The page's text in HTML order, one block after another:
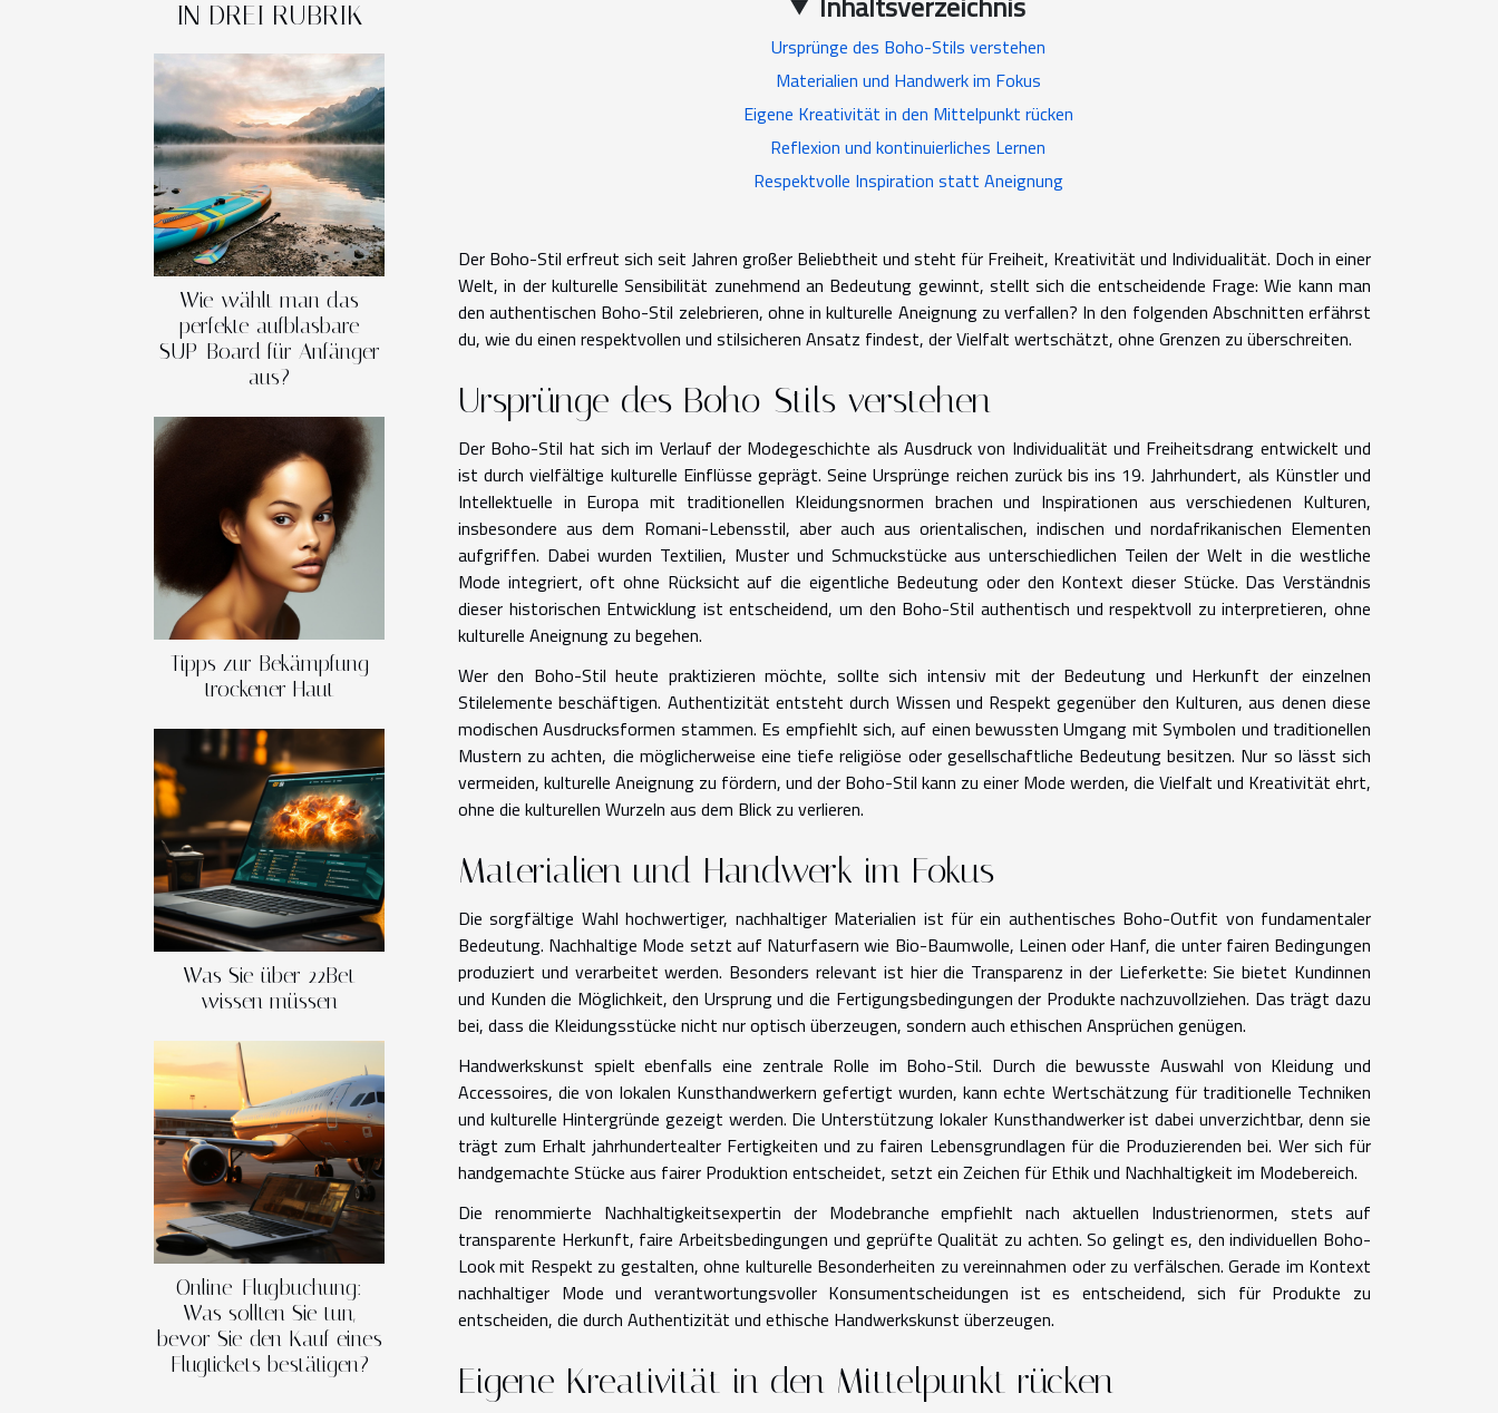
IN DREI RUBRIK
Wie wählt man das
perfekte aufblasbare
SUP-Board für Anfänger
aus?
Tipps zur Bekämpfung
trockener Haut
Was Sie über 22Bet
wissen müssen
Online-Flugbuchung:
Was sollten Sie tun,
bevor Sie den Kauf eines
Flugtickets bestätigen?
Ursprünge des Boho-Stils verstehen
Materialien und Handwerk im Fokus
Eigene Kreativität in den Mittelpunkt rücken
Reflexion und kontinuierliches Lernen
Respektvolle Inspiration statt Aneignung
Der Boho-Stil erfreut sich seit Jahren großer Beliebtheit und steht für Freiheit, Kreativität und Individualität. Doch in einer
Welt, in der kulturelle Sensibilität zunehmend an Bedeutung gewinnt, stellt sich die entscheidende Frage: Wie kann man
den authentischen Boho-Stil zelebrieren, ohne in kulturelle Aneignung zu verfallen? In den folgenden Abschnitten erfährst
du, wie du einen respektvollen und stilsicheren Ansatz findest, der Vielfalt wertschätzt, ohne Grenzen zu überschreiten.
Ursprünge des Boho-Stils verstehen
Der Boho-Stil hat sich im Verlauf der Modegeschichte als Ausdruck von Individualität und Freiheitsdrang entwickelt und
ist durch vielfältige kulturelle Einflüsse geprägt. Seine Ursprünge reichen zurück bis ins 19. Jahrhundert, als Künstler und
Intellektuelle in Europa mit traditionellen Kleidungsnormen brachen und Inspirationen aus verschiedenen Kulturen,
insbesondere aus dem Romani-Lebensstil, aber auch aus orientalischen, indischen und nordafrikanischen Elementen
aufgriffen. Dabei wurden Textilien, Muster und Schmuckstücke aus unterschiedlichen Teilen der Welt in die westliche
Mode integriert, oft ohne Rücksicht auf die eigentliche Bedeutung oder den Kontext dieser Stücke. Das Verständnis
dieser historischen Entwicklung ist entscheidend, um den Boho-Stil authentisch und respektvoll zu interpretieren, ohne
kulturelle Aneignung zu begehen.
Wer den Boho-Stil heute praktizieren möchte, sollte sich intensiv mit der Bedeutung und Herkunft der einzelnen
Stilelemente beschäftigen. Authentizität entsteht durch Wissen und Respekt gegenüber den Kulturen, aus denen diese
modischen Ausdrucksformen stammen. Es empfiehlt sich, auf einen bewussten Umgang mit Symbolen und traditionellen
Mustern zu achten, die möglicherweise eine tiefe religiöse oder gesellschaftliche Bedeutung besitzen. Nur so lässt sich
vermeiden, kulturelle Aneignung zu fördern, und der Boho-Stil kann zu einer Mode werden, die Vielfalt und Kreativität ehrt,
ohne die kulturellen Wurzeln aus dem Blick zu verlieren.
Materialien und Handwerk im Fokus
Die sorgfältige Wahl hochwertiger, nachhaltiger Materialien ist für ein authentisches Boho-Outfit von fundamentaler
Bedeutung. Nachhaltige Mode setzt auf Naturfasern wie Bio-Baumwolle, Leinen oder Hanf, die unter fairen Bedingungen
produziert und verarbeitet werden. Besonders relevant ist hier die Transparenz in der Lieferkette: Sie bietet Kundinnen
und Kunden die Möglichkeit, den Ursprung und die Fertigungsbedingungen der Produkte nachzuvollziehen. Das trägt dazu
bei, dass die Kleidungsstücke nicht nur optisch überzeugen, sondern auch ethischen Ansprüchen genügen.
Handwerkskunst spielt ebenfalls eine zentrale Rolle im Boho-Stil. Durch die bewusste Auswahl von Kleidung und
Accessoires, die von lokalen Kunsthandwerkern gefertigt wurden, kann echte Wertschätzung für traditionelle Techniken
und kulturelle Hintergründe gezeigt werden. Die Unterstützung lokaler Kunsthandwerker ist dabei unverzichtbar, denn sie
trägt zum Erhalt jahrhundertealter Fertigkeiten und zu fairen Lebensgrundlagen für die Produzierenden bei. Wer sich für
handgemachte Stücke aus fairer Produktion entscheidet, setzt ein Zeichen für Ethik und Nachhaltigkeit im Modebereich.
Die renommierte Nachhaltigkeitsexpertin der Modebranche empfiehlt nach aktuellen Industrienormen, stets auf
transparente Herkunft, faire Arbeitsbedingungen und geprüfte Qualität zu achten. So gelingt es, den individuellen Boho-
Look mit Respekt zu gestalten, ohne kulturelle Besonderheiten zu vereinnahmen oder zu verfälschen. Gerade im Kontext
nachhaltiger Mode und verantwortungsvoller Konsumentscheidungen ist es entscheidend, sich für Produkte zu
entscheiden, die durch Authentizität und ethische Handwerkskunst überzeugen.
Eigene Kreativität in den Mittelpunkt rücken